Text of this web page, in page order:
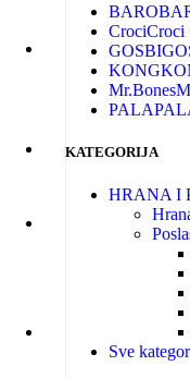
BARO
CrociCroci
GOSBI
KONG
Mr.Bones
PALA
KATEGORIJA
HRANA I
Sve